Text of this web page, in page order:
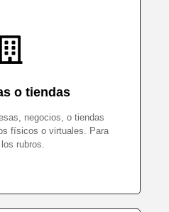
o tiendas
negocios, o tiendas
físicos o virtuales. Para
rubros.